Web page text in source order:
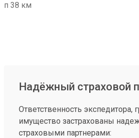
п 38 км
Надёжный страховой
Ответственность экспедитора,
имущество застрахованы
страховыми партнерами: